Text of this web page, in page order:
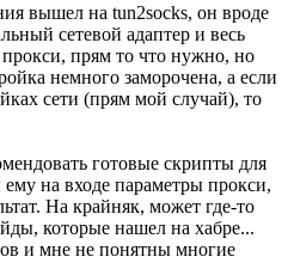
вышел на tun2socks, он вроде
сетевой адаптер и весь
прям то что нужно, но
немного заморочена, а если
сети (прям мой случай), то
готовые скрипты для
на входе параметры прокси,
На крайняк, может где-то
которые нашел на хабре...
и мне не понятны многие